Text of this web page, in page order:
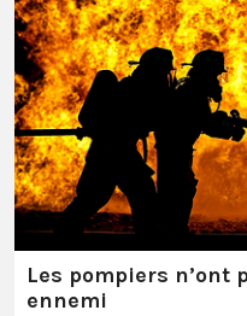
Les pompiers n’ont
ennemi